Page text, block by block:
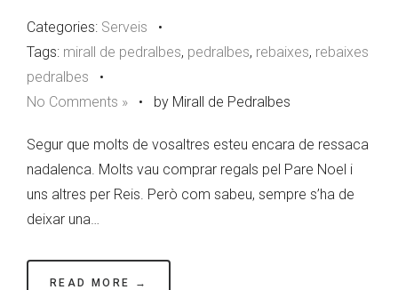
Categories: Serveis •
Tags: mirall de pedralbes, pedralbes, rebaixes, rebaixes
pedralbes •
No Comments » • by Mirall de Pedralbes
Segur que molts de vosaltres esteu encara de ressaca
nadalenca. Molts vau comprar regals pel Pare Noel i
uns altres per Reis. Però com sabeu, sempre s’ha de
deixar una…
READ MORE →